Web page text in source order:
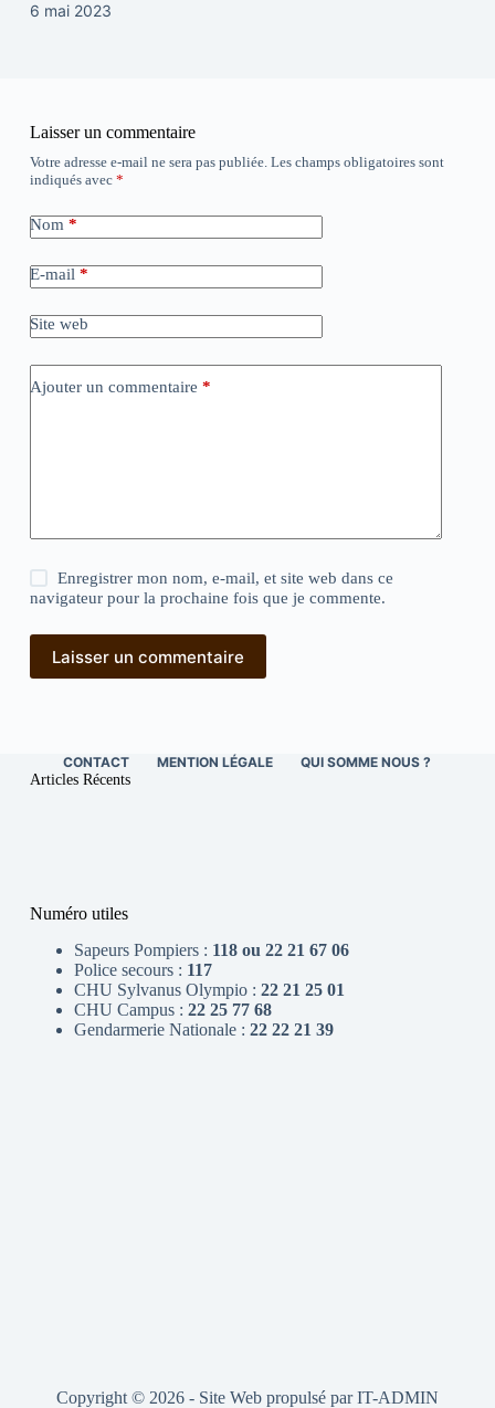
6 mai 2023
Laisser un commentaire
Votre adresse e-mail ne sera pas publiée. Les champs obligatoires sont
indiqués avec *
Nom *
E-mail *
Site web
Ajouter un commentaire *
Enregistrer mon nom, e-mail, et site web dans ce
navigateur pour la prochaine fois que je commente.
Laisser un commentaire
CONTACT MENTION LÉGALE QUI SOMME NOUS ?
Articles Récents
Numéro utiles
Sapeurs Pompiers : 118 ou 22 21 67 06
Police secours : 117
CHU Sylvanus Olympio : 22 21 25 01
CHU Campus : 22 25 77 68
Gendarmerie Nationale : 22 22 21 39
Copyright © 2026 - Site Web propulsé parIT-ADMIN